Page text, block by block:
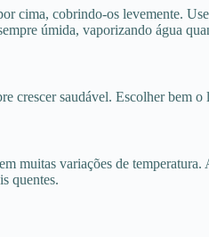
cima, cobrindo-os levemente.
úmida, vaporizando água
crescer saudável. Escolher bem
muitas variações de
quentes.